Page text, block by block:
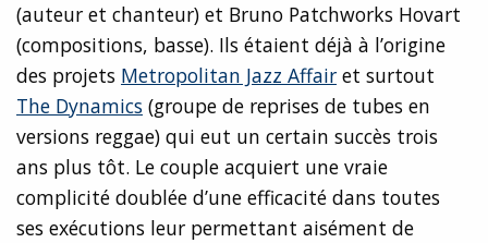
(auteur et chanteur) et Bruno Patchworks Hovart
(compositions, basse). Ils étaient déjà à l’origine
des projets Metropolitan Jazz Affair et surtout
The Dynamics (groupe de reprises de tubes en
versions reggae) qui eut un certain succès trois
ans plus tôt. Le couple acquiert une vraie
complicité doublée d’une efficacité dans toutes
ses exécutions leur permettant aisément de